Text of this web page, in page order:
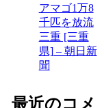
アマゴ1万8
千匹を放流
三重 [三重
県] – 朝日新
聞
最近のコメ